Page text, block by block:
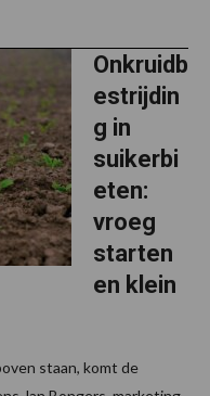
Onkruidb
estrijdin
g in
suikerbi
eten:
vroeg
starten
en klein
staan, komt de